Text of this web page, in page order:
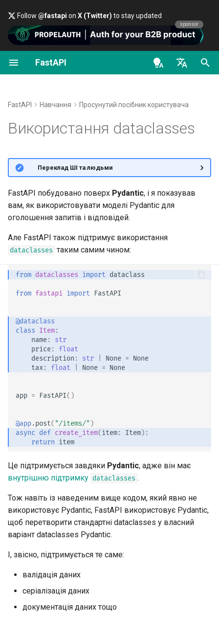
Follow @fastapi on X (Twitter) to stay updated
sponsor
FastAPI
de - Deutsch
es - español
hi - हिन्दी
ja - 日本語
ko - 한국어
pt - português
tr - Türkçe
zh - 简体中文
zh-hant - 繁體中文
Перші кроки
Тіло запиту
Параметри запиту та
валідація строк
Параметри шляху та
валідація числових даних
Моделі параметрів запиту
Тіло — Поля
Декларування прикладів
даних запиту
Додаткові типи даних
Моделі параметрів Cookie
Моделі параметрів
заголовків
Модель відповіді — Тип, що
повертається
Додаткові моделі
Код статусу відповіді
Дані форми
Моделі форм
Класи як залежності
операцій шляху
Залежності з yield
Безпека - перші кроки
користувача
Простий OAuth2 з
OAuth2 з паролем (і
хешуванням), Bearer з
OAuth2 scopes
Dataclasses у response_model
структурах даних
Дізнатися більше
Про версії FastAPI
Запустіть сервер вручну
Концепції розгортання
хмарних постачальників
Працівники сервера -
Uvicorn з працівниками
Docker
Загальне - Як зробити -
Перехід з Pydantic v1 на
Користувацькі класи
Request та APIRoute
Умовний OpenAPI
Розширення OpenAPI
Окремі схеми OpenAPI для
ні
Користувацькі статичні
документації (самохостинг)
Налаштуйте Swagger UI
Тестування бази даних
статусу помилки
FastAPI class
UploadFile class
Exceptions - HTTPException
and WebSocketException
Dependencies - Depends()
and Security()
APIRouter class
BackgroundTasks
Request class
WebSockets
HTTPConnection class
Response class
File, HTML, Redirect,
Server-Sent Events -
EventSourceResponse and
ServerSentEvent
Middleware
OpenAPI
OpenAPI docs
Security Tools
Encoders - jsonable_encoder
Static Files - StaticFiles
Templating - Jinja2Templates
FastAPI People
Translations
Шаблон Full Stack FastAPI
FastAPI and friends
newsletter
Альтернативи, натхнення та
Історія, проєктування і
Бенчмарки
Repository Management
FastAPI Навчання Просунутий посібник користувача
Використання dataclasses
🌐 Переклад ШІ та людьми
FastAPI побудовано поверх Pydantic, і я показував
вам, як використовувати моделі Pydantic для
оголошення запитів і відповідей.
Але FastAPI також підтримує використання
dataclasses таким самим чином:
from dataclasses import dataclass
from fastapi import FastAPI
@dataclass
class Item:
name:
str
price:
float
description : str None = None
tax: float None = None
app = FastAPI()
@app.post( "/items/" )
async def create_item(item: Item):
return item
Це підтримується завдяки Pydantic, адже він має
внутрішню підтримку dataclasses .
Тож навіть із наведеним вище кодом, який явно не
використовує Pydantic, FastAPI використовує Pydantic,
щоб перетворити стандартні dataclasses у власний
варіант dataclasses Pydantic.
І, звісно, підтримується те саме:
валідація даних
серіалізація даних
документація даних тощо